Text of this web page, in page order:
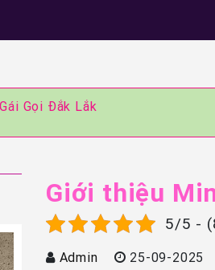
Gọi Đắk Lắk
Giới thiệu
5/5 -
Admin 25-09-2025